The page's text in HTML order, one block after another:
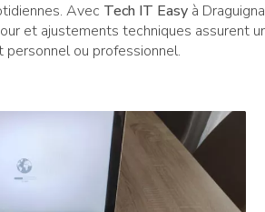
Avec Tech IT Easy à
et ajustements techniques assurent
personnel ou professionnel.